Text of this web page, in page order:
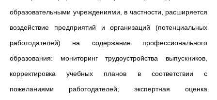
образовательными учреждениями, в частности, расширяется
воздействие предприятий и организаций (потенциальных
работодателей) на содержание профессионального
образования: мониторинг трудоустройства выпускников,
корректировка учебных планов в соответствии с
пожеланиями работодателей; экспертная оценка